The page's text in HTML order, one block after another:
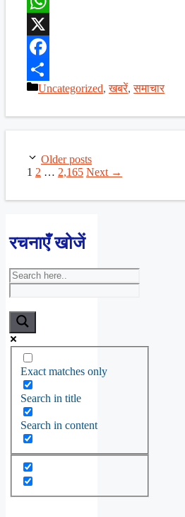
WhatsApp
X
Facebook
Share
Categories
Uncategorized,खबरें,समाचार
Older posts
Page
1 Page
2 … Page
2,165 Next →
रचनाएँ खोजें
Exact matches only
Search in title
Search in content